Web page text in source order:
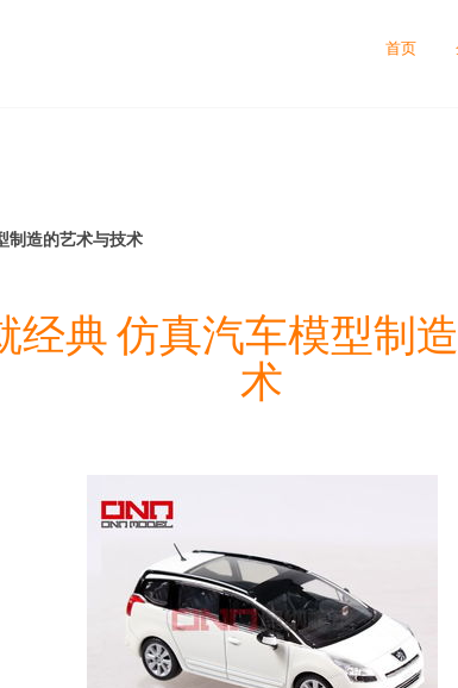
首页
制造的艺术与技术
经典 仿真汽车模型制
术